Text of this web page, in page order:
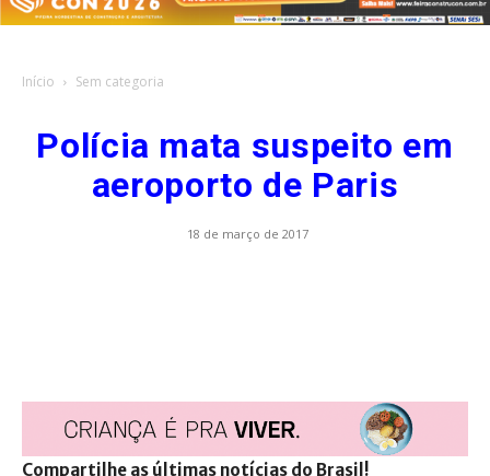
Início Sem categoria
Polícia mata suspeito em
aeroporto de Paris
18 de março de 2017
Compartilhe as últimas notícias do Brasil!